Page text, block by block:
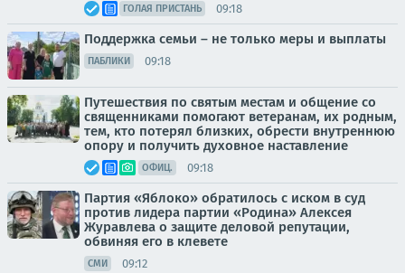
ГОЛАЯ ПРИСТАНЬ 09:18
Поддержка семьи – не только меры и выплаты
ПАБЛИКИ 09:18
Путешествия по святым местам и общение со
священниками помогают ветеранам, их родным,
тем, кто потерял близких, обрести внутреннюю
опору и получить духовное наставление
ОФИЦ. 09:18
Партия «Яблоко» обратилось с иском в суд
против лидера партии «Родина» Алексея
Журавлева о защите деловой репутации,
обвиняя его в клевете
СМИ 09:12